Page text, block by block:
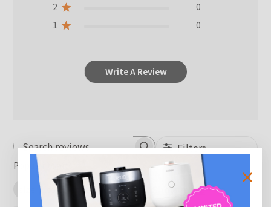
2
0
1
0
Write A Review
Search reviews Filters
Popular topics
cord rice rice cooker Show more